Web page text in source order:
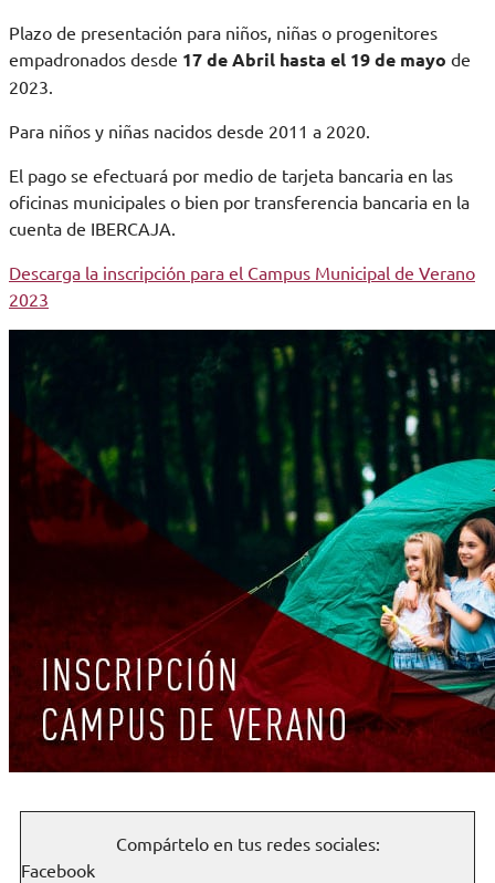
Plazo de presentación para niños, niñas o progenitores
empadronados desde 17 de Abril hasta el 19 de mayo de
2023.
Para niños y niñas nacidos desde 2011 a 2020.
El pago se efectuará por medio de tarjeta bancaria en las
oficinas municipales o bien por transferencia bancaria en la
cuenta de IBERCAJA.
Descarga la inscripción para el Campus Municipal de Verano
2023
Compártelo en tus redes sociales:
Facebook